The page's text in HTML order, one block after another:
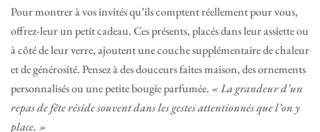
Pour montrer à vos invités qu’ils comptent réellement pour vous,
offrez-leur un petit cadeau. Ces présents, placés dans leur assiette ou
à côté de leur verre, ajoutent une couche supplémentaire de chaleur
et de générosité. Pensez à des douceurs faites maison, des ornements
personnalisés ou une petite bougie parfumée. « La grandeur d’un
repas de fête réside souvent dans les gestes attentionnés que l’on y
place. »